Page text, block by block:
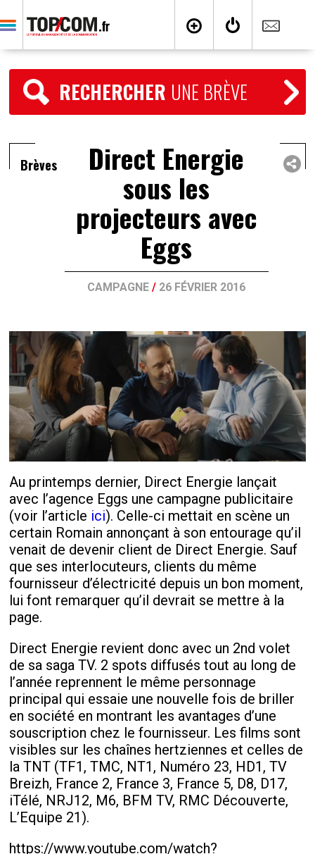
RECHERCHER UNE BRÈVE
Brèves Direct Energie
sous les
projecteurs avec
Eggs
CAMPAGNE / 26 FÉVRIER 2016
Au printemps dernier, Direct Energie lançait
avec l’agence Eggs une campagne publicitaire
(voir l’article ici). Celle-ci mettait en scène un
certain Romain annonçant à son entourage qu’il
venait de devenir client de Direct Energie. Sauf
que ses interlocuteurs, clients du même
fournisseur d’électricité depuis un bon moment,
lui font remarquer qu’il devrait se mettre à la
page.
Direct Energie revient donc avec un 2nd volet
de sa saga TV. 2 spots diffusés tout au long de
l’année reprennent le même personnage
principal qui essaie une nouvelle fois de briller
en société en montrant les avantages d’une
souscription chez le fournisseur. Les films sont
visibles sur les chaînes hertziennes et celles de
la TNT (TF1, TMC, NT1, Numéro 23, HD1, TV
Breizh, France 2, France 3, France 5, D8, D17,
iTélé, NRJ12, M6, BFM TV, RMC Découverte,
L’Equipe 21).
https://www.youtube.com/watch?